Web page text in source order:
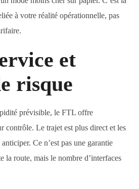
à votre réalité opérationnelle, pas
et
risque
prévisible, le FTL offre
contrôle. Le trajet est plus direct et les
Ce n’est pas une garantie
la route, mais le nombre d’interfaces